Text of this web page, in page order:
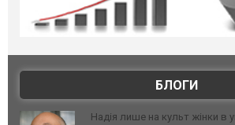
БЛОГИ
Надія лише на культ жінки в